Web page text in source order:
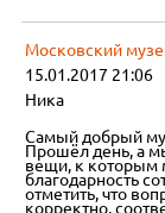
Московский
15.01.2017 21:06
Ника
Самый добрый
Прошёл день, а
вещи, к которым
благодарность
отметить, что
корректно,